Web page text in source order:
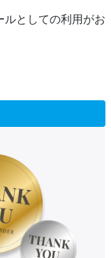
としての利用がお